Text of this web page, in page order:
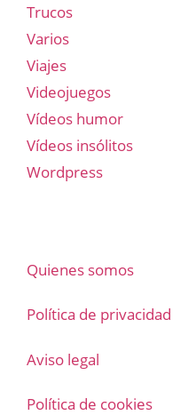
Trucos
Varios
Viajes
Videojuegos
Vídeos humor
Vídeos insólitos
Wordpress
Quienes somos
Política de privacidad
Aviso legal
Política de cookies